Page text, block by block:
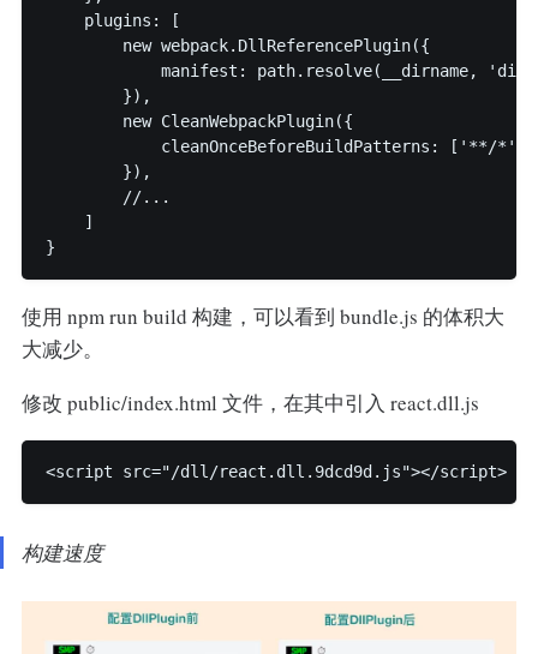
plugins: [
new webpack.DllReferencePlugin({
manifest: path.resolve(__dirname,
}),
new CleanWebpackPlugin({
cleanOnceBeforeBuildPatterns: ['**/*',
}),
//...
]
}
使用 npm run build 构建，可以看到 bundle.js 的体积大
大减少。
修改 public/index.html 文件，在其中引入 react.dll.js
<script src="/dll/react.dll.9dcd9d.js"></script>
构建速度